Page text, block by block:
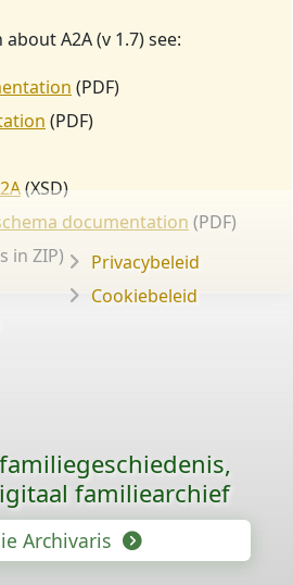
A2A (v 1.7) see:
(PDF)
(PDF)
(XSD)
documentation (PDF)
in ZIP)
Privacybeleid
Cookiebeleid
familiearchief
Archivaris